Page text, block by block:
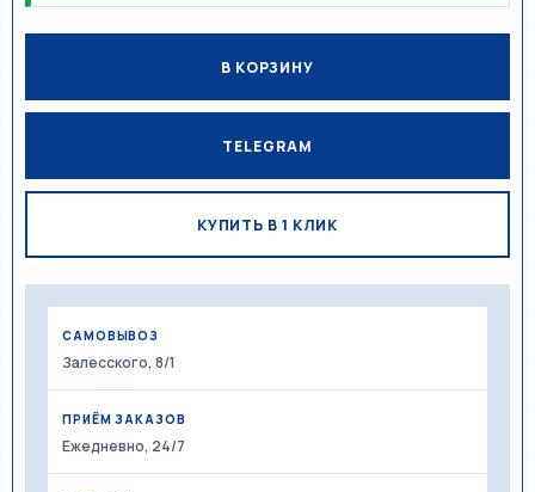
В КОРЗИНУ
TELEGRAM
КУПИТЬ В 1 КЛИК
САМОВЫВОЗ
Залесского, 8/1
ПРИЁМ ЗАКАЗОВ
Ежедневно, 24/7